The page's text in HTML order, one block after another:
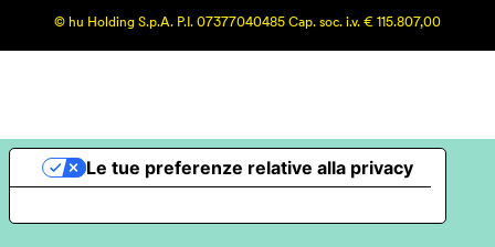
© hu Holding S.p.A. P.I. 07377040485 Cap. soc. i.v. € 115.807,00
Le tue preferenze relative alla privacy